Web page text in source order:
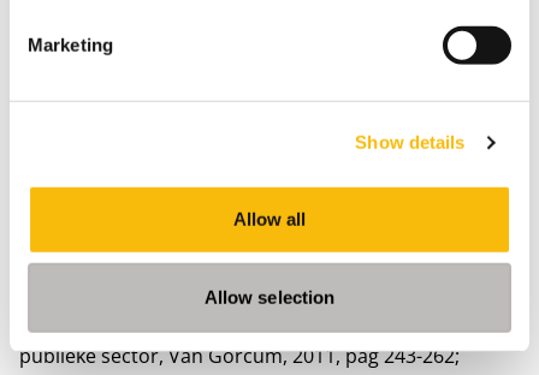
Marketing
Show details
Allow all
Allow selection
to blame the player or the game…?, In: MAB, juni 2020,
p. 243-259.
Effectiveness of Management Accountants. Journal of
Management Accounting Research.
Schaepkens, F.F.J.M. , Niet (te) geloven. De jaarrekening
in de publieke sector. In: E. Karssing, H. Bossert, L.
Meuleman (redactie,) Management in beweging. De
publieke sector, Van Gorcum, 2011, pag 243-262;